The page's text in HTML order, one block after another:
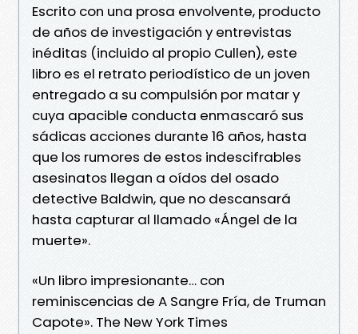
Escrito con una prosa envolvente, producto
de años de investigación y entrevistas
inéditas (incluido al propio Cullen), este
libro es el retrato periodístico de un joven
entregado a su compulsión por matar y
cuya apacible conducta enmascaró sus
sádicas acciones durante 16 años, hasta
que los rumores de estos indescifrables
asesinatos llegan a oídos del osado
detective Baldwin, que no descansará
hasta capturar al llamado «Ángel de la
muerte».
«Un libro impresionante… con
reminiscencias de A Sangre Fría, de Truman
Capote». The New York Times